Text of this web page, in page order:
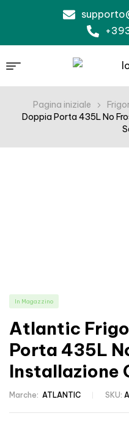
Pagina iniziale
Doppia Porta 435L No
In Magazzino
Atlantic
Porta 435L
Installazione
Marche: ATLANTIC SKU: